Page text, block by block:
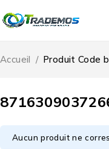
Accueil / Produit Code
Aucun produit ne